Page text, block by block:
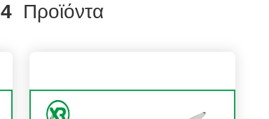
4Προϊόντα